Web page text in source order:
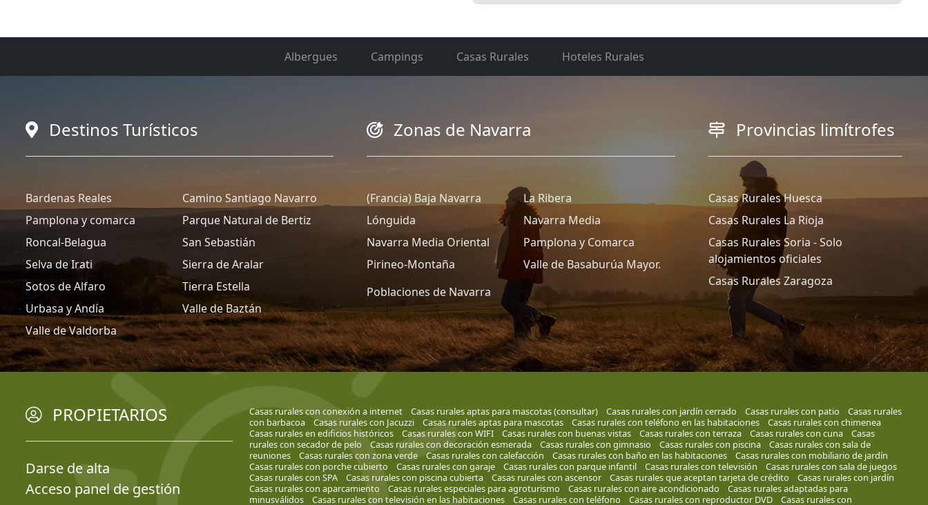
Albergues Campings Casas Rurales Hoteles Rurales
Destinos Turísticos
Bardenas Reales
Camino Santiago Navarro
Pamplona y comarca
Parque Natural de Bertiz
Roncal-Belagua
San Sebastián
Selva de Irati
Sierra de Aralar
Sotos de Alfaro
Tierra Estella
Urbasa y Andía
Valle de Baztán
Valle de Valdorba
Zonas de Navarra
(Francia) Baja Navarra
La Ribera
Lónguida
Navarra Media
Navarra Media Oriental
Pamplona y Comarca
Pirineo-Montaña
Valle de Basaburúa Mayor.
Poblaciones de Navarra
Provincias limítrofes
Casas Rurales Huesca
Casas Rurales La Rioja
Casas Rurales Soria - Solo
alojamientos oficiales
Casas Rurales Zaragoza
PROPIETARIOS
Darse de alta
Acceso panel de gestión
Casas rurales con conexión a internet Casas rurales aptas para mascotas (consultar) Casas rurales con jardín cerrado Casas rurales con patio
Casas rurales
con barbacoa
Casas rurales con Jacuzzi Casas rurales aptas para mascotas Casas rurales con teléfono en las habitaciones
Casas rurales con chimenea
Casas rurales en edificios históricos
Casas rurales con WIFI Casas rurales con buenas vistas Casas rurales con terraza Casas rurales con cuna
Casas
rurales con secador de pelo
Casas rurales con decoración esmerada Casas rurales con gimnasio Casas rurales con piscina
Casas rurales con sala de
reuniones
Casas rurales con zona verde Casas rurales con calefacción Casas rurales con baño en las habitaciones
Casas rurales con mobiliario de jardín
Casas rurales con porche cubierto
Casas rurales con garaje Casas rurales con parque infantil Casas rurales con televisión
Casas rurales con sala de juegos
Casas rurales con SPA
Casas rurales con piscina cubierta Casas rurales con ascensor Casas rurales que aceptan tarjeta de crédito
Casas rurales con jardín
Casas rurales con aparcamiento
Casas rurales especiales para agroturismo Casas rurales con aire acondicionado
Casas rurales adaptadas para
minusválidos
Casas rurales con televisión en las habitaciones Casas rurales con teléfono Casas rurales con reproductor DVD
Casas rurales con